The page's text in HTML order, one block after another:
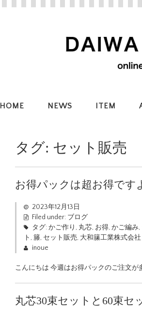
HOME NEWS ITEM
タグ: セット販売
お得パックは超お得です
2023年12月13日
Filed under: ブログ
タグ:かご作り , 丸芯, お得, かご編み,
ト , 籐, セット販売, 大和籘工業株式会社
inoue
こんにちは 今週はお得パックのご注文
丸芯30束セットと60束セ